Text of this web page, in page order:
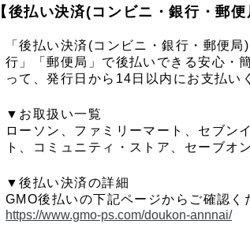
【後払い決済(コンビニ・銀行・郵便
「後払い決済(コンビニ・銀行・郵便
行」「郵便局」で後払いできる安心・
って、発行日から14日以内にお支払い
▼お取扱い一覧
ローソン、ファミリーマート、セブン
ト、コミュニティ・ストア、セーブオ
▼後払い決済の詳細
GMO後払いの下記ページからご確認く
https://www.gmo-ps.com/doukon-annnai/